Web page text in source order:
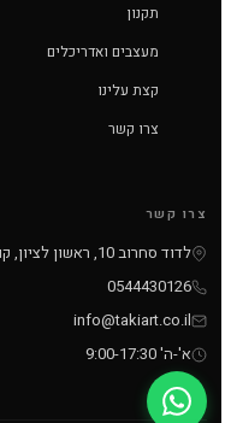
תקנון
מעצבים ואדריכלים
קצת עלינו
צרו קשר
צרו קשר
לדוד סחרוב 10, ראשון לציון, קומה 2
0544430126
info@takiart.co.il
א'-ה' 9:00-17:30